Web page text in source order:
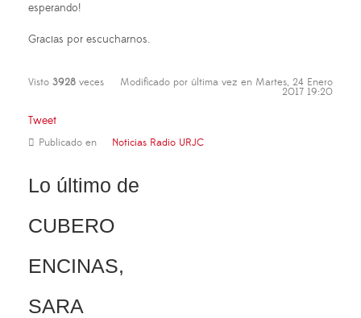
esperando!
Gracias por escucharnos.
Visto 3928 veces Modificado por última vez en Martes, 24 Enero
2017 19:20
Tweet
Publicado en Noticias Radio URJC
Lo último de
CUBERO
ENCINAS,
SARA